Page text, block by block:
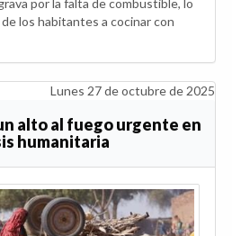
los habitantes a cocinar con
Lunes 27 de octubre de 2025
alto al fuego urgente en
humanitaria